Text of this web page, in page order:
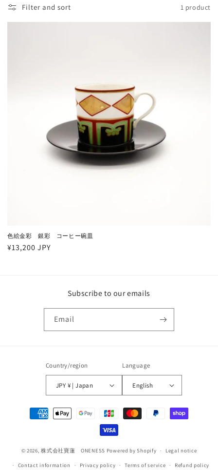
Filter and sort 1 product
色絵金彩 銀彩 コーヒー碗皿
Regular
¥13,200 JPY
Subscribe to our emails
Email
Country/region
JPY ¥ | Japan
Language
English
Payment
methods
© 2026,株式会社寶蓮 ONENESS Powered by Shopify Legal notice
Contact information Privacy policy Terms of service Refund policy